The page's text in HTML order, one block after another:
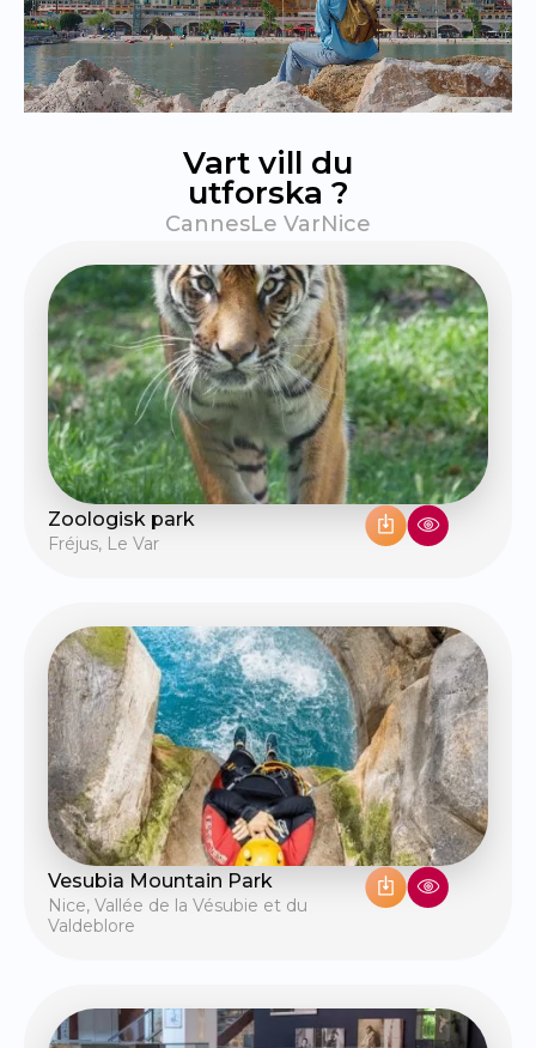
Vart vill du
utforska ?
CannesLe VarNice
Zoologisk park
Fréjus, Le Var
Vesubia Mountain Park
Nice, Vallée de la Vésubie et du
Valdeblore